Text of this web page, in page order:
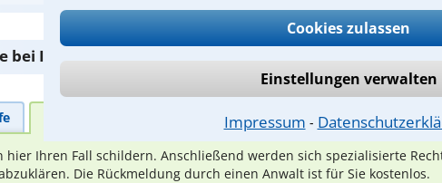
Cookies zulassen
Einstellungen verwalten
Impressum ⁃
bei Ihrer Anwaltsuche?
hier Ihren Fall schildern. Anschließend werden sich spezialisierte
Die Rückmeldung durch einen Anwalt ist für Sie kostenlos.